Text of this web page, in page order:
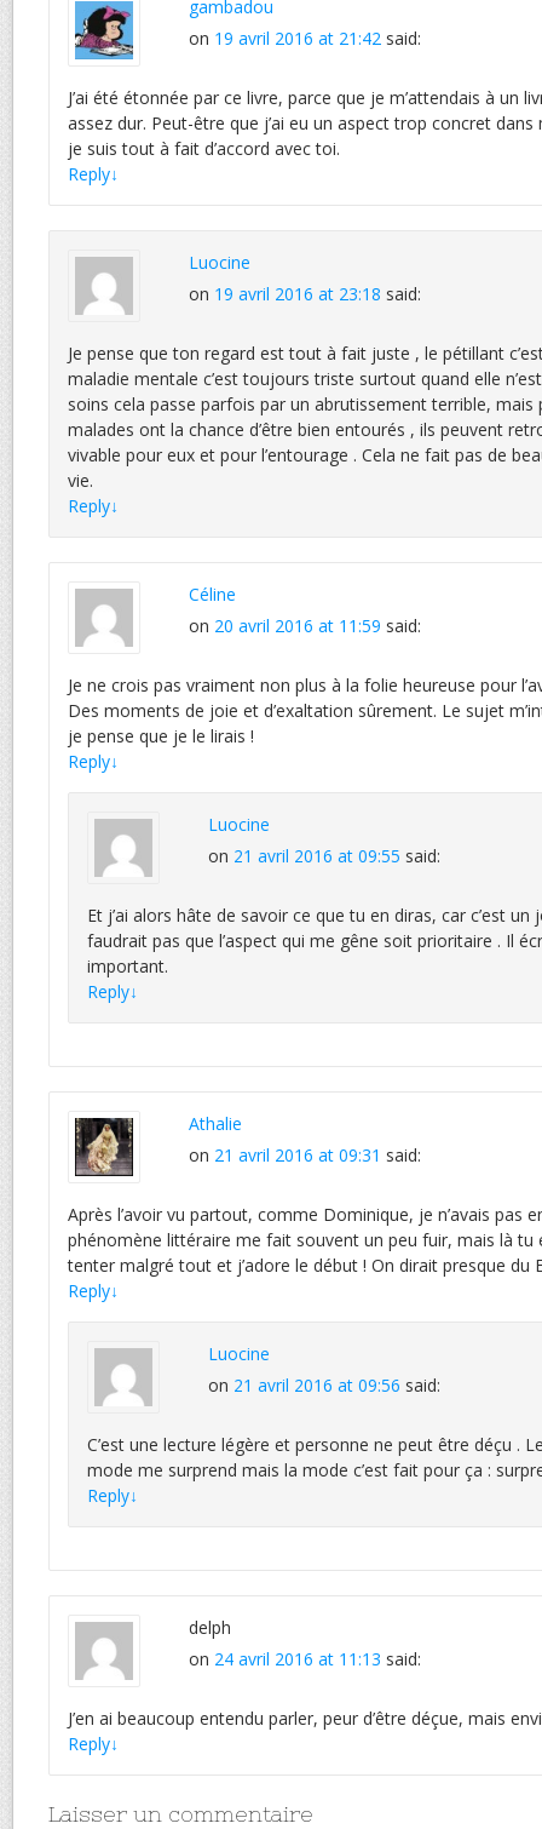
gambadou
on 19 avril 2016 at 21:42 said:
J’ai été étonnée par ce livre, parce que je m’attendais à un
assez dur. Peut-être que j’ai eu un aspect trop concret
je suis tout à fait d’accord avec toi.
Reply↓
Luocine
on 19 avril 2016 at 23:18 said:
Je pense que ton regard est tout à fait juste , le pétillant
maladie mentale c’est toujours triste surtout quand elle
soins cela passe parfois par un abrutissement terrible, mais
malades ont la chance d’être bien entourés , ils peuvent
vivable pour eux et pour l’entourage . Cela ne fait pas de
vie.
Reply↓
Céline
on 20 avril 2016 at 11:59 said:
Je ne crois pas vraiment non plus à la folie heureuse pour
Des moments de joie et d’exaltation sûrement. Le sujet
je pense que je le lirais !
Reply↓
Luocine
on 21 avril 2016 at 09:55 said:
Et j’ai alors hâte de savoir ce que tu en diras, car c’est
faudrait pas que l’aspect qui me gêne soit prioritaire . Il
important.
Reply↓
Athalie
on 21 avril 2016 at 09:31 said:
Après l’avoir vu partout, comme Dominique, je n’avais pas
phénomène littéraire me fait souvent un peu fuir, mais là tu
tenter malgré tout et j’adore le début ! On dirait presque du
Reply↓
Luocine
on 21 avril 2016 at 09:56 said:
C’est une lecture légère et personne ne peut être déçu .
mode me surprend mais la mode c’est fait pour ça :
Reply↓
delph
on 24 avril 2016 at 11:13 said:
J’en ai beaucoup entendu parler, peur d’être déçue, mais
Reply↓
Laisser un commentaire